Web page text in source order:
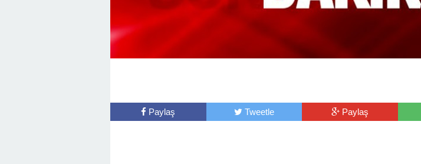
Paylaş Tweetle Paylaş